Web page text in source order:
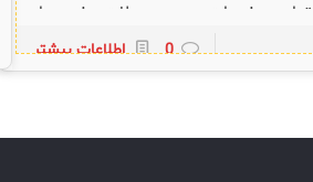
تمامی خدمات و محصولات خود را
به‌صورت یکپارچه و منظم به نمایش
بگذارند و ارتباطات بهتری با مشتریان و
سرویس کاتالوگ جامع سرویس
0 اطلاعات بیشتر